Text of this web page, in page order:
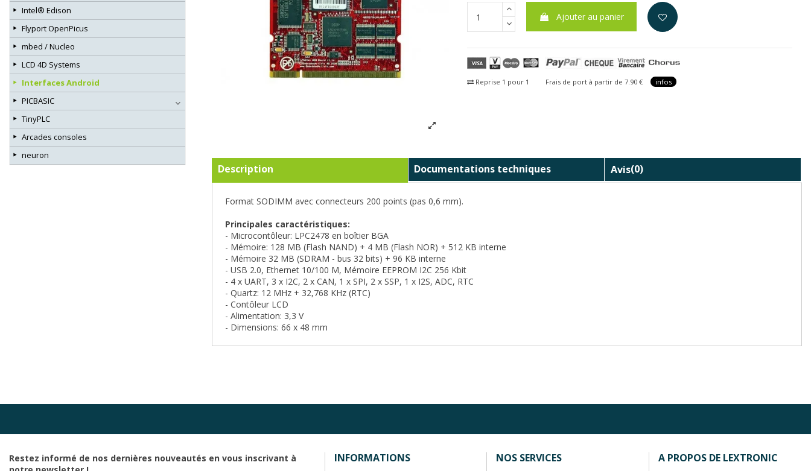
Ajouter au panier
Reprise 1 pour 1 Frais de port à partir de 7.90 € infos
Description Documentations techniques Avis(0)
Format SODIMM avec connecteurs 200 points (pas 0,6 mm).
Principales caractéristiques:
- Microcontôleur: LPC2478 en boîtier BGA
- Mémoire: 128 MB (Flash NAND) + 4 MB (Flash NOR) + 512 KB interne
- Mémoire 32 MB (SDRAM - bus 32 bits) + 96 KB interne
- USB 2.0, Ethernet 10/100 M, Mémoire EEPROM I2C 256 Kbit
- 4 x UART, 3 x I2C, 2 x CAN, 1 x SPI, 2 x SSP, 1 x I2S, ADC, RTC
- Quartz: 12 MHz + 32,768 KHz (RTC)
- Contôleur LCD
- Alimentation: 3,3 V
- Dimensions: 66 x 48 mm
Intel® Edison
Flyport OpenPicus
mbed / Nucleo
LCD 4D Systems
Interfaces Android
PICBASIC
TinyPLC
Arcades consoles
neuron
Restez informé de nos dernières nouveautés en vous inscrivant à
INFORMATIONS NOS SERVICES A PROPOS DE LEXTRONIC